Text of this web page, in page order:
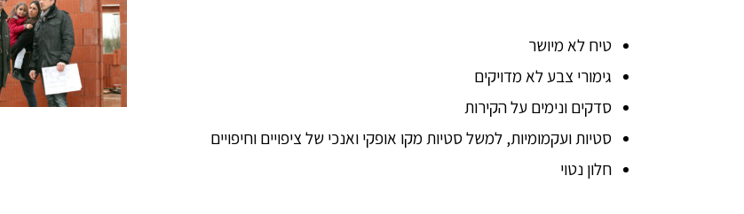
טיח לא מיושר
גימורי צבע לא מדויקים
סדקים ונימים על הקירות
סטיות ועקמומיות, למשל סטיות מקו אופקי ואנכי של ציפויים וחיפויים
חלון נטוי